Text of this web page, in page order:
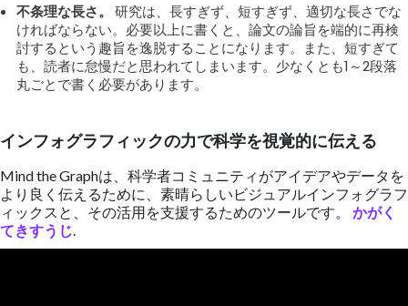
不条理な長さ。 研究は、長すぎず、短すぎず、適切な長さでな
ければならない。必要以上に書くと、論文の論旨を端的に再検
討するという趣旨を逸脱することになります。また、短すぎて
も、読者に怠慢だと思われてしまいます。少なくとも1～2段落
丸ごとで書く必要があります。
インフォグラフィックの力で科学を視覚的に伝える
Mind the Graphは、科学者コミュニティがアイデアやデータを
より良く伝えるために、素晴らしいビジュアルインフォグラフ
ィックスと、その活用を支援するためのツールです。 かがく
てきすうじ.